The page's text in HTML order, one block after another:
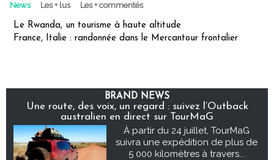
News Les + lus Les + commentés
Le Rwanda, un tourisme à haute altitude
France, Italie : randonnée dans le Mercantour frontalier
BRAND NEWS
Une route, des voix, un regard : suivez l’Outback
australien en direct sur TourMaG
À partir du 24 juillet, TourMaG
suivra une expédition de plus de
5 000 kilomètres à travers...